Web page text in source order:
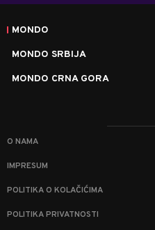
MONDO
MONDO SRBIJA
MONDO CRNA GORA
O NAMA
IMPRESUM
POLITIKA O KOLAČIĆIMA
POLITIKA PRIVATNOSTI